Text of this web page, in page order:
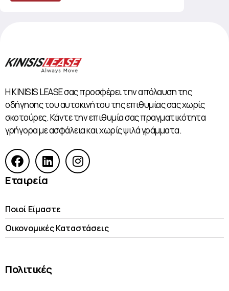
Η KINISIS LEASE σας προσφέρει την απόλαυση της
οδήγησης του αυτοκινήτου της επιθυμίας σας χωρίς
σκοτούρες. Κάντε την επιθυμία σας πραγματικότητα
γρήγορα με ασφάλεια και χωρίς ψιλά γράμματα.
Εταιρεία
Ποιοί Είμαστε
Οικονομικές Kαταστάσεις
Πολιτικές